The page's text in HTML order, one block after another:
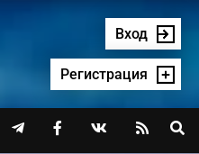
Вход
Регистрация
   